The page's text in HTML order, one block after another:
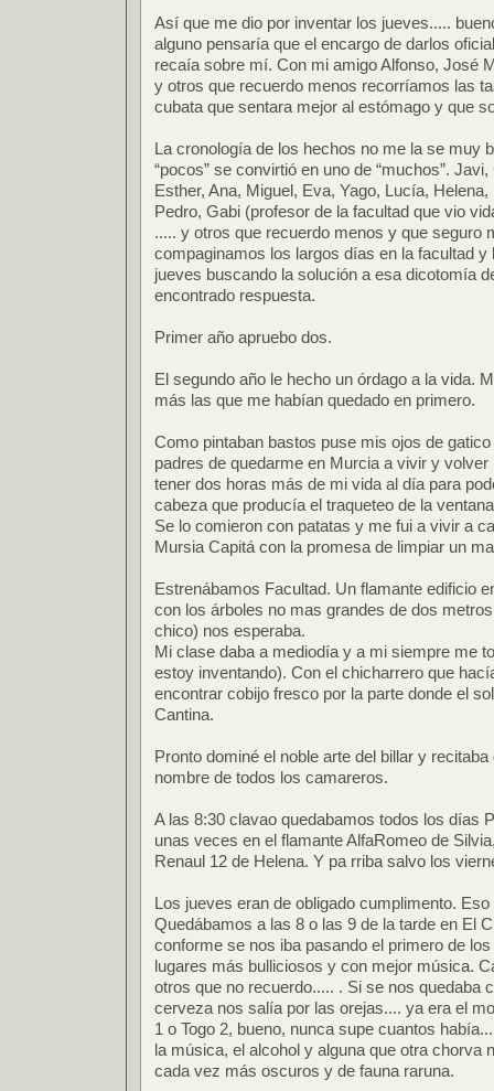
Así que me dio por inventar los jueves.....
alguno pensaría que el encargo de darlos
recaía sobre mí. Con mi amigo Alfonso, José
y otros que recuerdo menos recorríamos las
cubata que sentara mejor al estómago y que
La cronología de los hechos no me la se muy
“pocos” se convirtió en uno de “muchos”.
Esther, Ana, Miguel, Eva, Yago, Lucía,
Pedro, Gabi (profesor de la facultad que vio
..... y otros que recuerdo menos y que seguro
compaginamos los largos días en la facultad
jueves buscando la solución a esa dicotomía
encontrado respuesta.
Primer año apruebo dos.
El segundo año le hecho un órdago a la vida.
más las que me habían quedado en primero.
Como pintaban bastos puse mis ojos de
padres de quedarme en Murcia a vivir y
tener dos horas más de mi vida al día para
cabeza que producía el traqueteo de la
Se lo comieron con patatas y me fui a vivir a
Mursia Capitá con la promesa de limpiar un
Estrenábamos Facultad. Un flamante edificio
con los árboles no mas grandes de dos
chico) nos esperaba.
Mi clase daba a mediodía y a mi siempre me
estoy inventando). Con el chicharrero que
encontrar cobijo fresco por la parte donde el
Cantina.
Pronto dominé el noble arte del billar y
nombre de todos los camareros.
A las 8:30 clavao quedabamos todos los días
unas veces en el flamante AlfaRomeo de
Renaul 12 de Helena. Y pa rriba salvo los
Los jueves eran de obligado cumplimento.
Quedábamos a las 8 o las 9 de la tarde en El
conforme se nos iba pasando el primero de
lugares más bulliciosos y con mejor música.
otros que no recuerdo..... . Si se nos quedaba
cerveza nos salía por las orejas.... ya era el
1 o Togo 2, bueno, nunca supe cuantos
la música, el alcohol y alguna que otra chorva
cada vez más oscuros y de fauna raruna.